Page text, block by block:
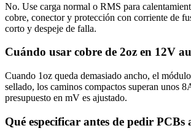
No. Use carga normal o RMS para
cobre, conector y protección con corriente de
corto y despeje de falla.
Cuándo usar cobre de 2oz en 12V
Cuando 1oz queda demasiado ancho, el
sellado, los caminos compactos superan unos
presupuesto en mV es ajustado.
Qué especificar antes de pedir PCBs